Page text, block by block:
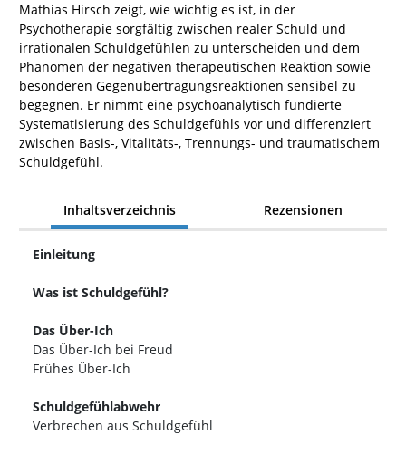
Mathias Hirsch zeigt, wie wichtig es ist, in der
Psychotherapie sorgfältig zwischen realer Schuld und
irrationalen Schuldgefühlen zu unterscheiden und dem
Phänomen der negativen therapeutischen Reaktion sowie
besonderen Gegenübertragungsreaktionen sensibel zu
begegnen. Er nimmt eine psychoanalytisch fundierte
Systematisierung des Schuldgefühls vor und differenziert
zwischen Basis-, Vitalitäts-, Trennungs- und traumatischem
Schuldgefühl.
Inhaltsverzeichnis Rezensionen
Einleitung
Was ist Schuldgefühl?
Das Über-Ich
Das Über-Ich bei Freud
Frühes Über-Ich
Schuldgefühlabwehr
Verbrechen aus Schuldgefühl